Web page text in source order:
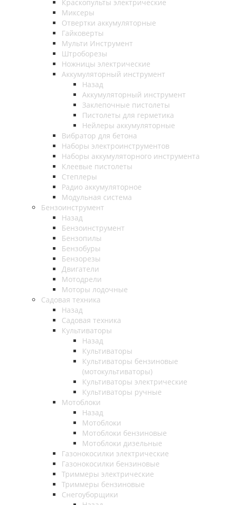
Краскопульты электрические
Миксеры
Отвертки аккумуляторные
Гайковерты
Мульти Инструмент
Штроборезы
Ножницы электрические
Аккумуляторный инструмент
Назад
Аккумуляторный инструмент
Заклепочные пистолеты
Пистолеты для герметика
Нейлеры аккумуляторные
Вибратор для бетона
Наборы электроинструментов
Наборы аккумуляторного инструмента
Клеевые пистолеты
Степлеры
Радио аккумуляторное
Модульная система
Бензоинструмент
Назад
Бензоинструмент
Бензопилы
Бензобуры
Бензорезы
Двигатели
Мотодрели
Моторы лодочные
Садовая техника
Назад
Садовая техника
Культиваторы
Назад
Культиваторы
Культиваторы бензиновые
(мотокультиваторы)
Культиваторы электрические
Культиваторы ручные
Мотоблоки
Назад
Мотоблоки
Мотоблоки бензиновые
Мотоблоки дизельные
Газонокосилки электрические
Газонокосилки бензиновые
Триммеры электрические
Триммеры бензиновые
Снегоуборщики